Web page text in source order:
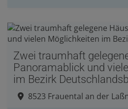
Zwei traumhaft
Panoramablick und
im Bezirk
8523 Frauental an der